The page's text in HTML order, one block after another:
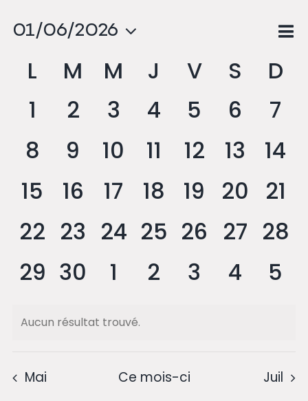
01/06/2026
uneCalendrier
de
Évènements
L M M J V S
D
0
évènement,
1
0
évènement,
2
0
évènement,
3
0
évènement,
4
0
5
0
6
0
7
0
évènement,
8
0
évènement,
9
0
évènement,
10
0
évènement,
11
0
12
0
13
0
14
0
évènement,
15
0
évènement,
16
0
évènement,
17
0
évènement,
18
0
19
0
20
0
21
0
évènement,
22 0
évènement,
23 0
évènement,
24 0
évènement,
25 0
26 0
27 0
28
0
29 0
30
0
1
0
2
0
3
0
4
0
5
Aucun résultat trouvé.
Mai Ce mois-ci Juil